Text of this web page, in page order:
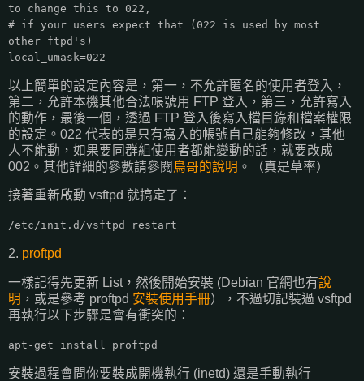
to change this to 022,
# if your users expect that (022 is used by most
other ftpd's)
local_umask=022
以上簡單的設定內容是，第一，不允許匿名的使用者登入，
第二，允許本機其他合法帳號用 FTP 登入，第三，允許寫入
的動作，最後一個，透過 FTP 登入後寫入檔目錄和檔案權限
的設定。022 代表的是只有寫入的帳號自己能夠修改，其他
人不能動，如果要同群組使用者都能變動的話，就要改成
002。其他詳細的參數請參閱 鳥哥的說明 。（真是草率）
接著重新啟動 vsftpd 就搞定了：
/etc/init.d/vsftpd restart
2. proftpd
一樣記得先更新 List，然後開始安裝 (Debian 官網也有說
明 ，或是參考 proftpd 安裝使用手冊），不過切記裝過 vsftpd
再執行以下步驟是會有衝突的：
apt-get install proftpd
安裝過程會問你要裝成開機執行 (inetd) 還是手動執行